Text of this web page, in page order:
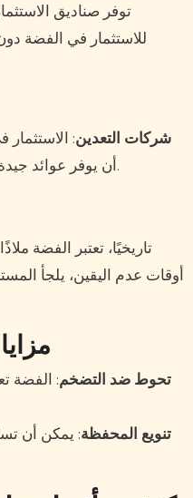
للاستثمار في الفضة
شركات التعدين:
أن يوفر عوائد جيدة في حالة ارتفاع اسعار الفضة.
تاريخيًا، تعتبر الفضة
أوقات عدم اليقين، يلجأ
تحوط ضد التضخم: الفضة
تنويع المحفظة: يمكن أن